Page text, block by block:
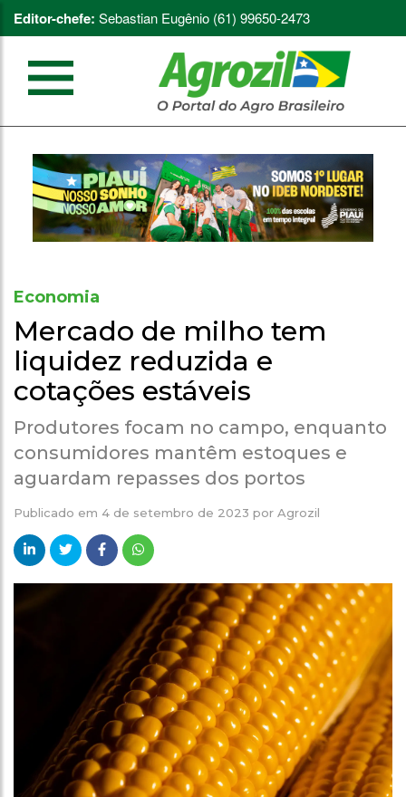
Editor-chefe: Sebastian Eugênio (61) 99650-2473
Economia
Mercado de milho tem
liquidez reduzida e
cotações estáveis
Produtores focam no campo, enquanto
consumidores mantêm estoques e
aguardam repasses dos portos
Publicado em 4 de setembro de 2023 por Agrozil